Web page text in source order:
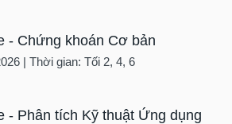
- Chứng khoán Cơ bản
| Thời gian: Tối 2, 4, 6
- Phân tích Kỹ thuật Ứng dụng